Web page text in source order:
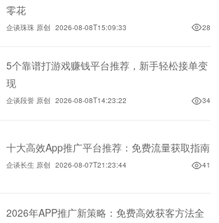
零花
企谈珠珠 原创 2026-08-08T15:09:33 28
5个靠谱打游戏赚钱平台推荐，新手轻松接单变
现
企谈段誉 原创 2026-08-08T14:23:22 34
十大高效App推广平台推荐：免费流量获取指南
企谈长生 原创 2026-08-07T21:23:44 41
2026年APP推广新策略：免费高效获客方法全